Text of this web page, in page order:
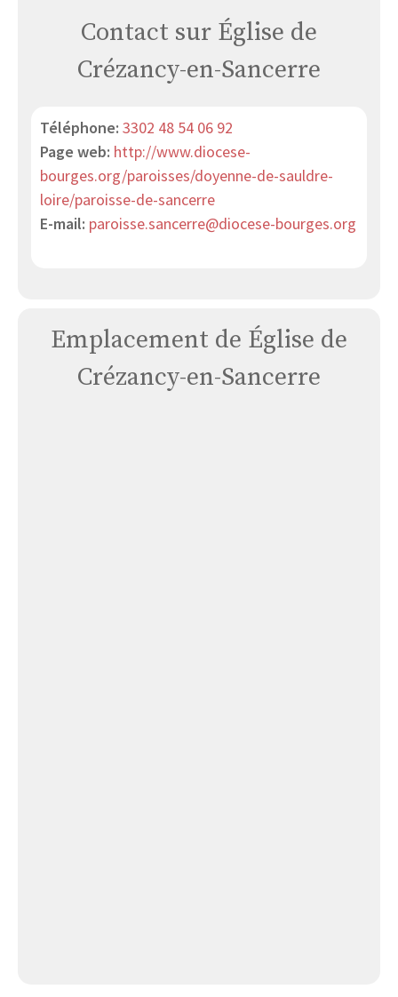
Contact sur Église de
Crézancy-en-Sancerre
Téléphone: 3302 48 54 06 92
Page web: http://www.diocese-
bourges.org/paroisses/doyenne-de-sauldre-
loire/paroisse-de-sancerre
E-mail: paroisse.sancerre@diocese-bourges.org
Emplacement de Église de
Crézancy-en-Sancerre